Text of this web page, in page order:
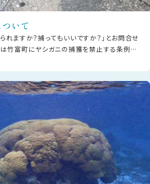
いて
れますか？捕ってもいいですか？」とお問合せ
に